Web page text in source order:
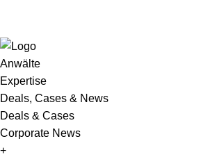
Anwälte
Expertise
Deals, Cases & News
Deals & Cases
Corporate News
+